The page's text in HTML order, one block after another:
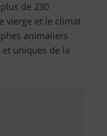
de 230
vierge et le climat
animaliers
uniques de la